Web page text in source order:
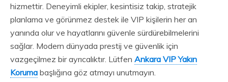
hizmettir. Deneyimli ekipler, kesintisiz takip, stratejik
planlama ve görünmez destek ile VIP kişilerin her an
yanında olur ve hayatlarını güvenle sürdürebilmelerini
sağlar. Modern dünyada prestij ve güvenlik için
vazgeçilmez bir ayrıcalıktır. Lütfen Ankara VIP Yakın
Koruma başlığına göz atmayı unutmayın.